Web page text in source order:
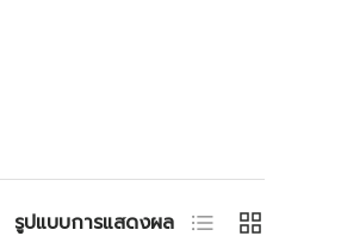
รูปแบบการแสดงผล มุมมองรายการ
ตาราง